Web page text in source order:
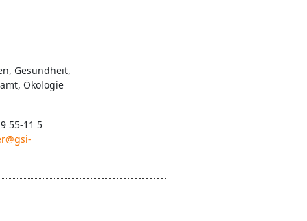
Gesundheit,
Ökologie
55-11 5